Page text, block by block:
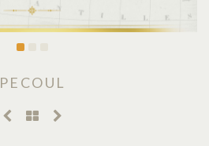
PECOUL